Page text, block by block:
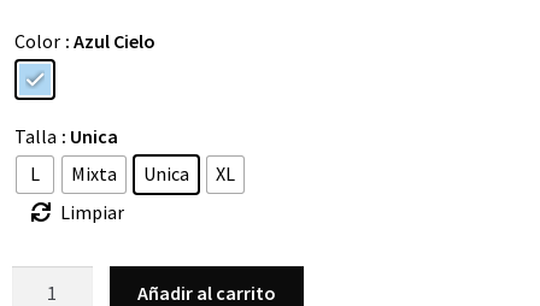
Color : Azul Cielo
Talla : Unica
L
Mixta Unica
XL
Limpiar
Añadir al carrito